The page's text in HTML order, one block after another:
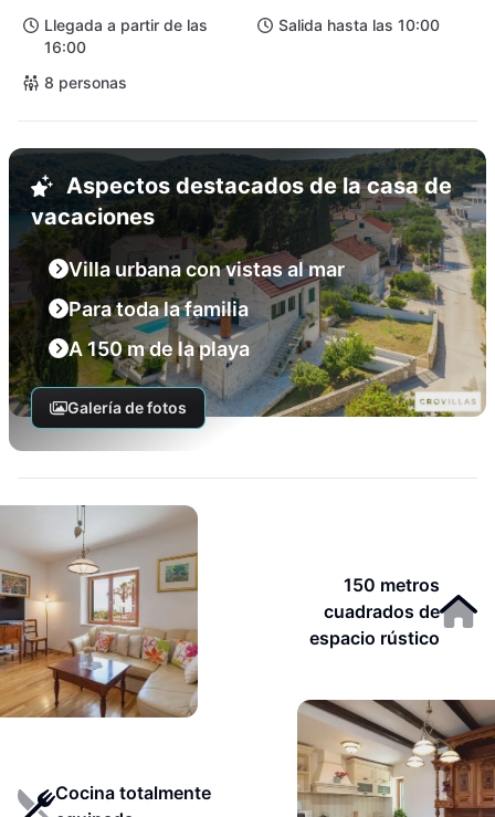
Llegada a partir de las
16:00
Salida hasta las 10:00
8 personas
Aspectos destacados de la casa de
vacaciones
Villa urbana con vistas al mar
Para toda la familia
A 150 m de la playa
Galería de fotos
150 metros
cuadrados de
espacio rústico
Cocina totalmente